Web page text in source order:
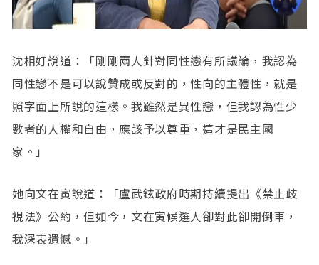
沈相奵說道：「剛剛兩人針對同性戀有所議論，我認為
同性戀不是可以說贊成或反對的，性向的主體性，就是
照字面上所說的這樣。我雖然是異性戀，但我認為性少
數者的人權和自由，應該予以尊重，這才是民主國
家。」
她向文在寅說道：「盧武鉉政府時期持續提出《禁止歧
視法》公約，但如今，文在寅候選人卻對此卻開倒車，
我深表遺憾。」